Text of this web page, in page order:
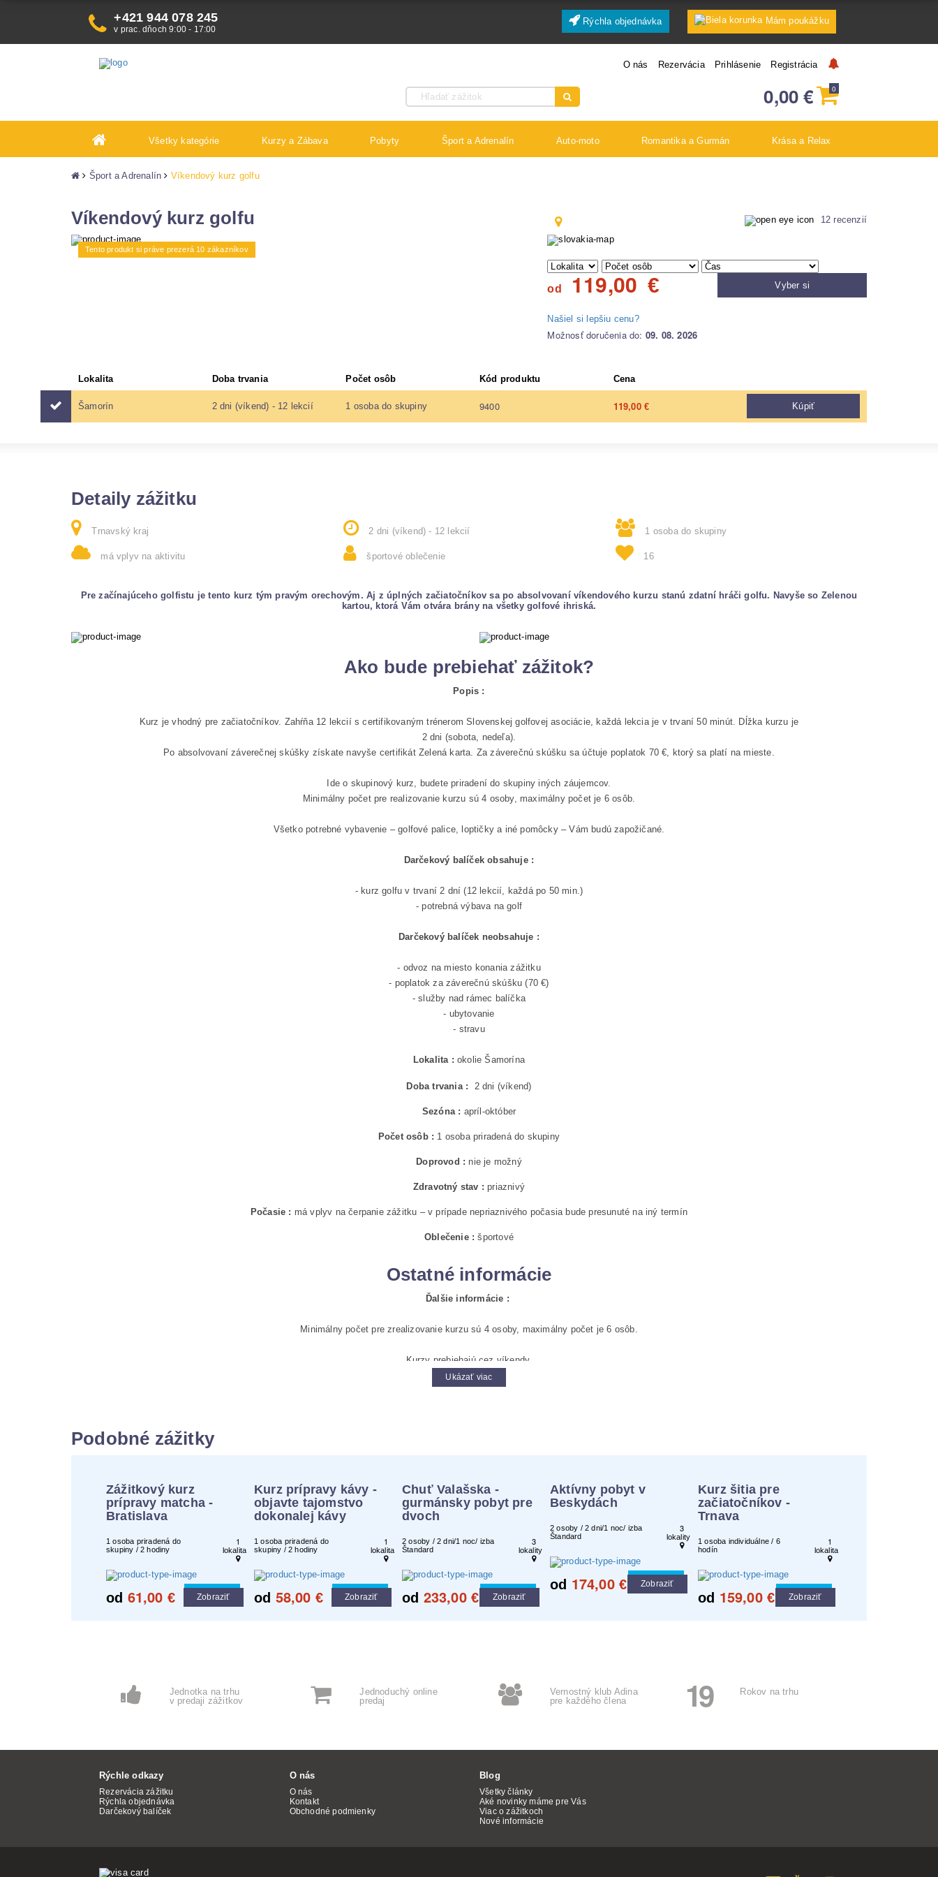
+421 944 078 245
v prac. dňoch 9:00 - 17:00
Rýchla objednávka Mám poukážku
O nás Rezervácia Prihlásenie Registrácia
0,00€ 0
Všetky kategórie Kurzy a Zábava Pobyty Šport a Adrenalín Auto-moto Romantika a Gurmán Krása a Relax
Šport a Adrenalín Víkendový kurz golfu
Víkendový kurz golfu 12 recenzií
Tento produkt si práve prezerá 10 zákazníkov
od 119,00 € Vyber si
Našiel si lepšiu cenu?
Možnosť doručenia do: 09. 08. 2026
Lokalita Doba trvania Počet osôb Kód produktu Cena
Šamorín 2 dni (víkend) - 12 lekcií 1 osoba do skupiny 9400 119,00€ Kúpiť
Detaily zážitku
Trnavský kraj 2 dni (víkend) - 12 lekcií 1 osoba do skupiny
má vplyv na aktivitu športové oblečenie 16
Pre začínajúceho golfistu je tento kurz tým pravým orechovým. Aj z úplných začiatočníkov sa po absolvovaní víkendového kurzu stanú zdatní hráči golfu. Navyše so Zelenou
kartou, ktorá Vám otvára brány na všetky golfové ihriská.
Ako bude prebiehať zážitok?
Popis :
Kurz je vhodný pre začiatočníkov. Zahŕňa 12 lekcií s certifikovaným trénerom Slovenskej golfovej asociácie, každá lekcia je v trvaní 50 minút. Dĺžka kurzu je
2 dni (sobota, nedeľa).
Po absolvovaní záverečnej skúšky získate navyše certifikát Zelená karta. Za záverečnú skúšku sa účtuje poplatok 70 €, ktorý sa platí na mieste.
Ide o skupinový kurz, budete priradení do skupiny iných záujemcov.
Minimálny počet pre realizovanie kurzu sú 4 osoby, maximálny počet je 6 osôb.
Všetko potrebné vybavenie – golfové palice, loptičky a iné pomôcky – Vám budú zapožičané.
Darčekový balíček obsahuje :
- kurz golfu v trvaní 2 dní (12 lekcií, každá po 50 min.)
- potrebná výbava na golf
Darčekový balíček neobsahuje :
- odvoz na miesto konania zážitku
- poplatok za záverečnú skúšku (70 €)
- služby nad rámec balíčka
- ubytovanie
- stravu
Lokalita : okolie Šamorína
Doba trvania : 2 dni (víkend)
Sezóna : apríl-október
Počet osôb : 1 osoba priradená do skupiny
Doprovod : nie je možný
Zdravotný stav : priaznivý
Počasie : má vplyv na čerpanie zážitku – v prípade nepriaznivého počasia bude presunuté na iný termín
Oblečenie : športové
Ostatné informácie
Ďalšie informácie :
Minimálny počet pre zrealizovanie kurzu sú 4 osoby, maximálny počet je 6 osôb.
Kurzy prebiehajú cez víkendy.
Ukázať viac
Podobné zážitky
Zážitkový kurz
prípravy matcha -
Bratislava
1 osoba priradená do
skupiny / 2 hodiny
1
lokalita
Cool tip
od 61,00 € Zobraziť
Kurz prípravy kávy -
objavte tajomstvo
dokonalej kávy
1 osoba priradená do
skupiny / 2 hodiny
1
lokalita
Cool tip
od 58,00 € Zobraziť
Chuť Valašska -
gurmánsky pobyt pre
dvoch
2 osoby / 2 dni/1 noc/ izba
Štandard
3
lokality
Cool tip
od 233,00€ Zobraziť
Aktívny pobyt v
Beskydách
2 osoby / 2 dni/1 noc/ izba
Štandard
3
lokality
Cool tip
od 174,00€ Zobraziť
Kurz šitia pre
začiatočníkov -
Trnava
1 osoba individuálne / 6
hodín
1
lokalita
Cool tip
od 159,00€ Zobraziť
Jednotka na trhu
v predaji zážitkov
Jednoduchý online
predaj
Vernostný klub Adina
pre každého člena
19 Rokov na trhu
Rýchle odkazy
Rezervácia zážitku
Rýchla objednávka
Darčekový balíček
O nás
O nás
Kontakt
Obchodné podmienky
Blog
Všetky články
Aké novinky máme pre Vás
Viac o zážitkoch
Nové informácie